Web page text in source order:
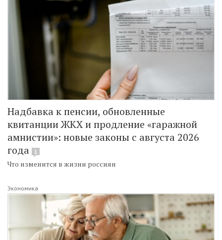
Надбавка к пенсии, обновленные
квитанции ЖКХ и продление «гаражной
амнистии»: новые законы с августа 2026
года
1
Что изменится в жизни россиян
Экономика